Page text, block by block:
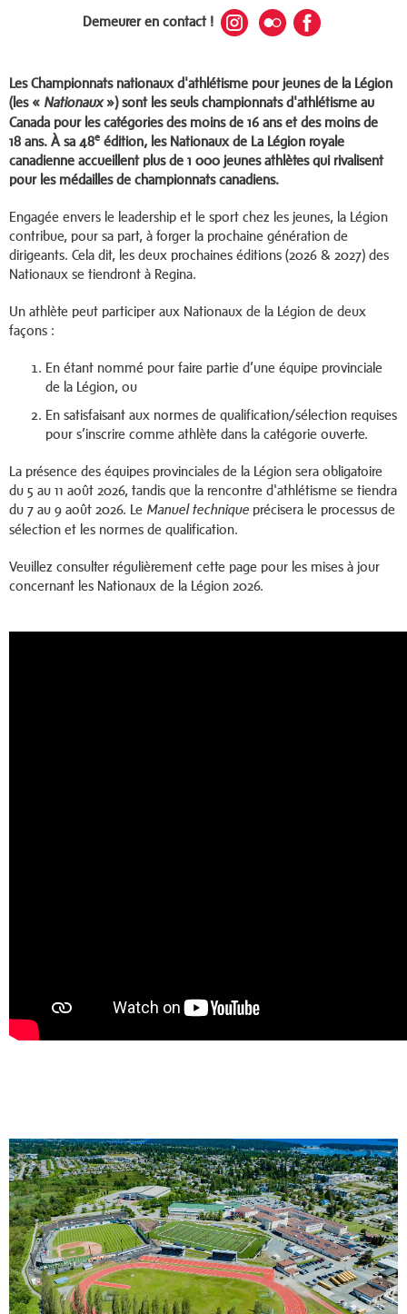
Demeurer en contact !
Les Championnats nationaux d'athlétisme pour jeunes de la Légion
(les « Nationaux») sont les seuls championnats d'athlétisme au
Canada pour les catégories des moins de 16 ans et des moins de
18 ans. À sa 48e édition, les Nationaux de La Légion royale
canadienne accueillent plus de 1 000 jeunes athlètes qui rivalisent
pour les médailles de championnats canadiens.
Engagée envers le leadership et le sport chez les jeunes, la Légion
contribue, pour sa part, à forger la prochaine génération de
dirigeants. Cela dit, les deux prochaines éditions (2026 & 2027) des
Nationaux se tiendront à Regina.
Un athlète peut participer aux Nationaux de la Légion de deux
façons :
En étant nommé pour faire partie d’une équipe provinciale
de la Légion, ou
En satisfaisant aux normes de qualification/sélection requises
pour s’inscrire comme athlète dans la catégorie ouverte.
La présence des équipes provinciales de la Légion sera obligatoire
du 5 au 11 août 2026, tandis que la rencontre d'athlétisme se tiendra
du 7 au 9 août 2026. Le Manuel technique précisera le processus de
sélection et les normes de qualification.
Veuillez consulter régulièrement cette page pour les mises à jour
concernant les Nationaux de la Légion 2026.